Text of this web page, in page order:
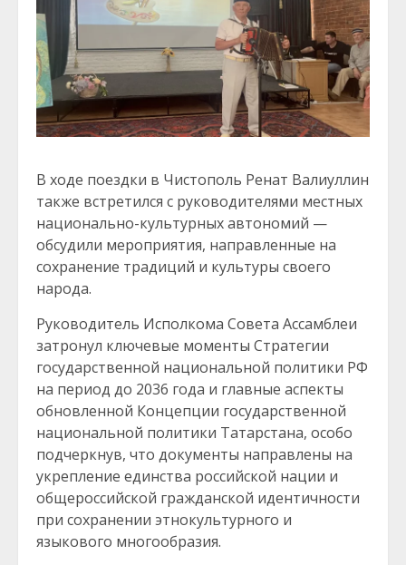
В ходе поездки в Чистополь Ренат Валиуллин
также встретился с руководителями местных
национально-культурных автономий —
обсудили мероприятия, направленные на
сохранение традиций и культуры своего
народа.
Руководитель Исполкома Совета Ассамблеи
затронул ключевые моменты Стратегии
государственной национальной политики РФ
на период до 2036 года и главные аспекты
обновленной Концепции государственной
национальной политики Татарстана, особо
подчеркнув, что документы направлены на
укрепление единства российской нации и
общероссийской гражданской идентичности
при сохранении этнокультурного и
языкового многообразия.